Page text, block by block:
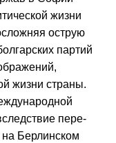
жизни
острую
партий
жизни страны.
пере­
Берлинском